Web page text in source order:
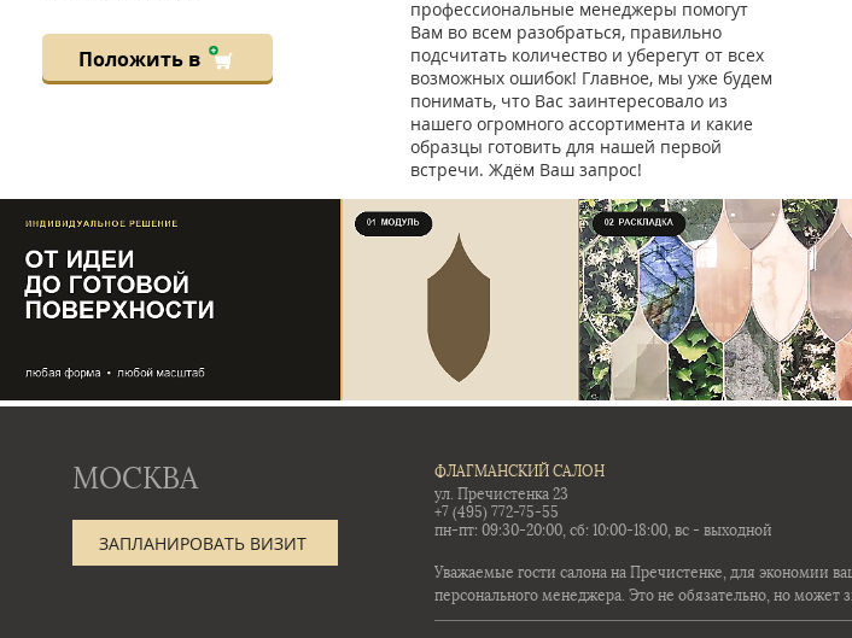
Положить в
профессиональные менеджеры помогут
Вам во всем разобраться, правильно
подсчитать количество и уберегут от всех
возможных ошибок! Главное, мы уже будем
понимать, что Вас заинтересовало из
нашего огромного ассортимента и какие
образцы готовить для нашей первой
встречи. Ждём Ваш запрос!
МОСКВА
ЗАПЛАНИРОВАТЬ ВИЗИТ
ФЛАГМАНСКИЙ САЛОН
ул. Пречистенка 23
+7 (495) 772-75-55
пн-пт: 09:30-20:00, сб: 10:00-18:00, вс - выходной
Уважаемые гости салона на Пречистенке, для экономии
персонального менеджера. Это не обязательно, но может